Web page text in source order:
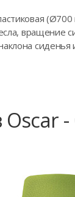
вращение
Oscar